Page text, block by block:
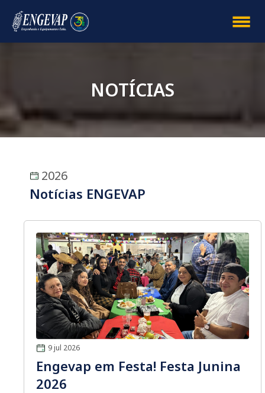
NOTÍCIAS
2026
Notícias ENGEVAP
9 jul 2026
Engevap em Festa! Festa Junina
2026